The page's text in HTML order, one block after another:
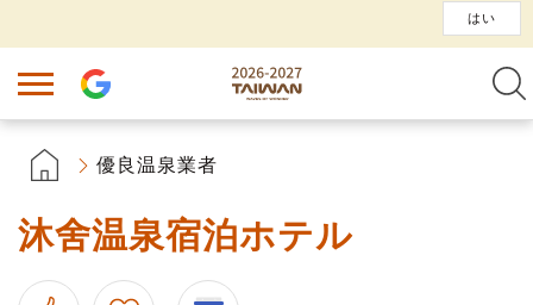
優良温泉業者
沐舍温泉宿泊ホテル
はい